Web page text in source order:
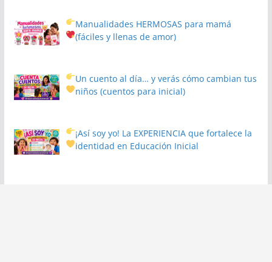
Manualidades HERMOSAS para mamá
(fáciles y llenas de amor)
Un cuento al día… y verás cómo cambian tus
niños(cuentos para inicial)
¡Así soy yo! La EXPERIENCIA que fortalece la
identidad en Educación Inicial